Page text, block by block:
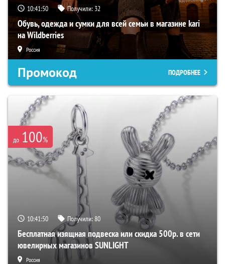
10:41:49 Получили: 32
Обувь, одежда и сумки для всей семьи в магазине kari
на Wildberries
Россия
Промокод ПОДРОБНЕЕ
до 100%
10:41:49 Получили:80
Бесплатная изящная подвеска или скидка 500р. в сети
ювелирных магазинов SUNLIGHT
Россия